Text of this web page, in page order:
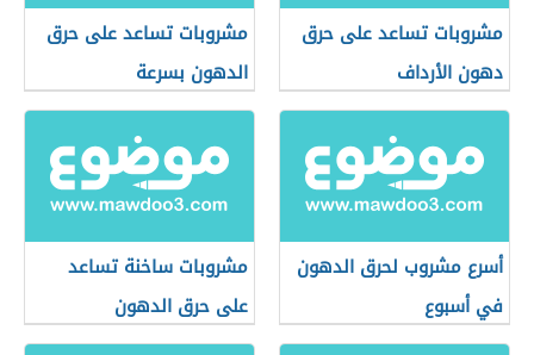
مشروبات تساعد على حرق
دهون الأرداف
مشروبات تساعد على حرق
الدهون بسرعة
أسرع مشروب لحرق الدهون
في أسبوع
مشروبات ساخنة تساعد
على حرق الدهون